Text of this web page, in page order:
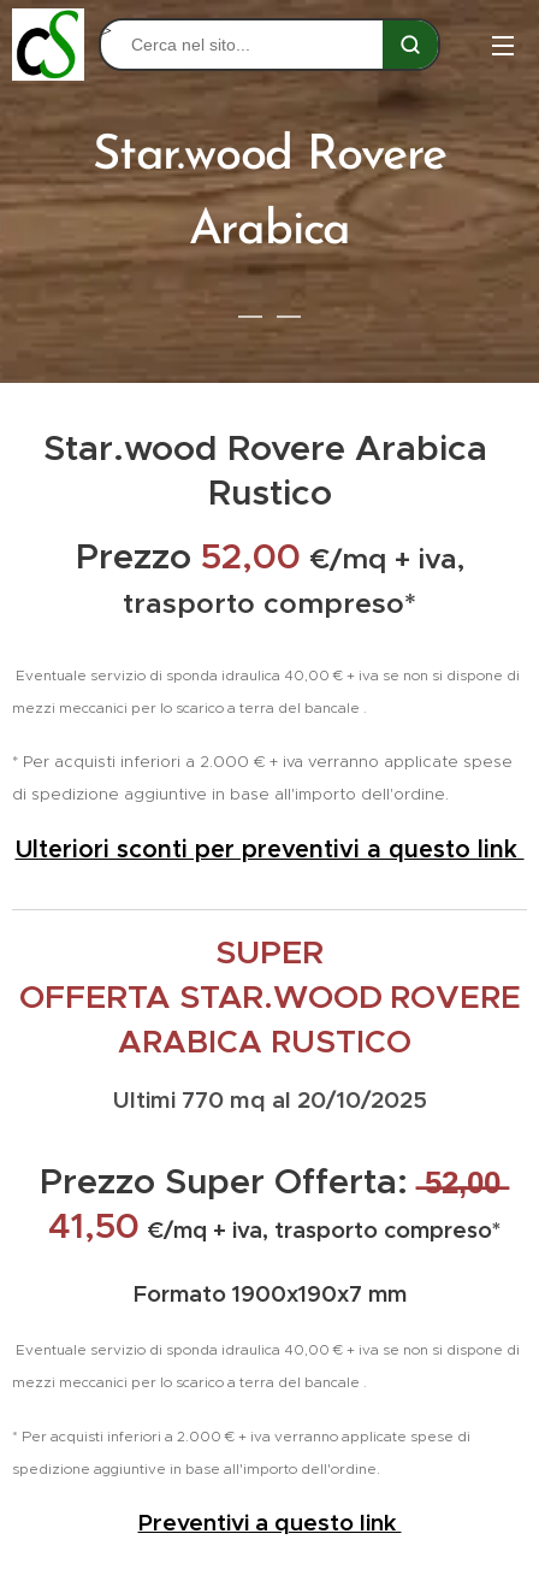
>
Star.wood Rovere
Arabica
Star.wood Rovere Arabica
Rustico
Prezzo 52,00 €/mq + iva,
trasporto compreso*
Eventuale servizio di sponda idraulica 40,00 € + iva se non si dispone di
mezzi meccanici per lo scarico a terra del bancale .
* Per acquisti inferiori a 2.000 € + iva verranno applicate spese
di spedizione aggiuntive in base all'importo dell'ordine.
Ulteriori sconti per preventivi a questo link
SUPER
OFFERTA STAR.WOOD ROVERE
ARABICA RUSTICO
Ultimi 770 mq al 20/10/2025
Prezzo Super Offerta: ̶5̶2̶,̶0̶0̶
41,50 €/mq + iva, trasporto compreso*
Formato 1900x190x7 mm
Eventuale servizio di sponda idraulica 40,00 € + iva se non si dispone di
mezzi meccanici per lo scarico a terra del bancale .
* Per acquisti inferiori a 2.000 € + iva verranno applicate spese di
spedizione aggiuntive in base all'importo dell'ordine.
Preventivi a questo link